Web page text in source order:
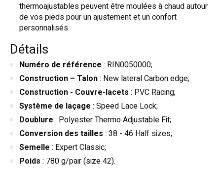
thermoajustables peuvent être moulées à chaud autour
de vos pieds pour un ajustement et un confort
personnalisés
Détails
Numéro de référence : RIN0050000;
Construction – Talon: New lateral Carbon edge;
Construction - Couvre-lacets : PVC Racing;
Système de laçage : Speed Lace Lock;
Doublure : Polyester Thermo Adjustable Fit;
Conversion des tailles : 38 - 46 Half sizes;
Semelle : Expert Classic;
Poids : 780 g/pair (size 42).